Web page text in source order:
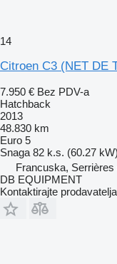
14
Citroen C3 (NET DE
7.950 € Bez PDV-a
Hatchback
2013
48.830 km
Euro 5
Snaga 82 k.s. (60.27 kW)
Francuska, Serrières
DB EQUIPMENT
Kontaktirajte prodavatelja